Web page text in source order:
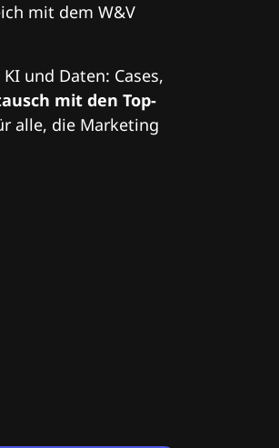
mit dem W&V
und Daten: Cases,
mit den Top-
alle, die Marketing